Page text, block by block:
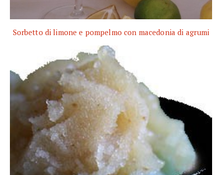
Sorbetto di limone e pompelmo con macedonia di agrumi